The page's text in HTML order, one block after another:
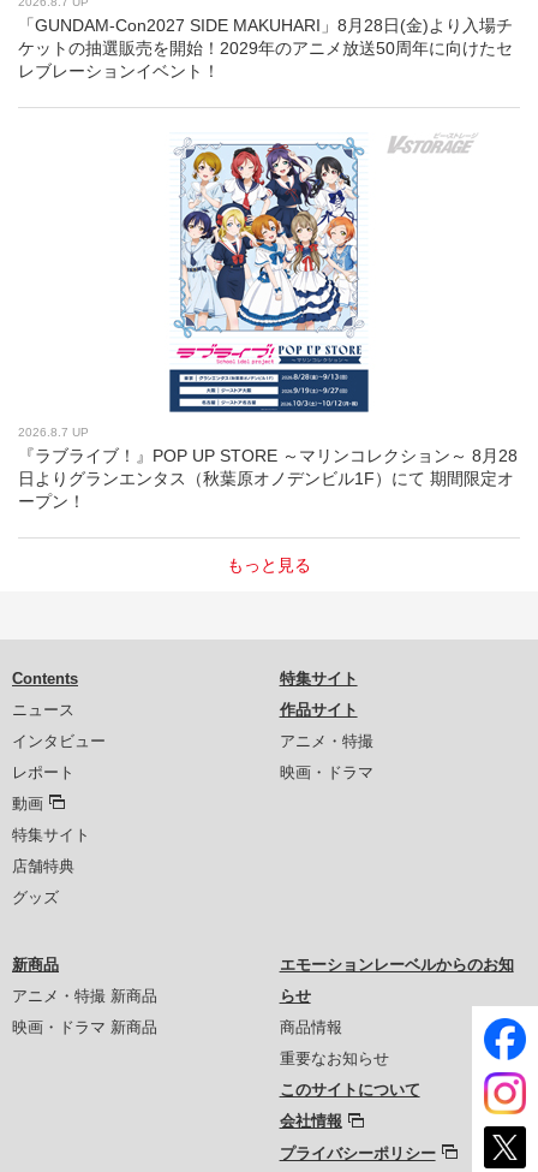
「GUNDAM-Con2027 SIDE MAKUHARI」8月28日(金)より入場チ
ケットの抽選販売を開始！2029年のアニメ放送50周年に向けたセ
レブレーションイベント！
2026.8.7 UP
『ラブライブ！』POP UP STORE ～マリンコレクション～ 8月28
日よりグランエンタス（秋葉原オノデンビル1F）にて 期間限定オ
ープン！
もっと見る
Contents
ニュース
インタビュー
レポート
動画
特集サイト
店舗特典
グッズ
特集サイト
作品サイト
アニメ・特撮
映画・ドラマ
新商品
アニメ・特撮 新商品
映画・ドラマ 新商品
エモーションレーベルからのお知
らせ
商品情報
重要なお知らせ
このサイトについて
会社情報
プライバシーポリシー